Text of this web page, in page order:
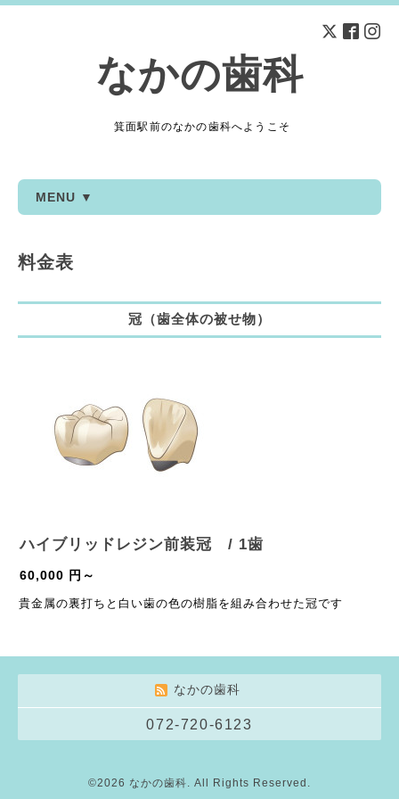
なかの歯科
箕面駅前のなかの歯科へようこそ
MENU ▼
料金表
冠（歯全体の被せ物）
ハイブリッドレジン前装冠 / 1歯
60,000 円～
貴金属の裏打ちと白い歯の色の樹脂を組み合わせた冠です
なかの歯科
072-720-6123
©2026 なかの歯科. All Rights Reserved.